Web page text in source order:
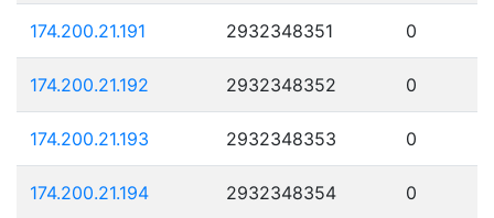
174.200.21.191 2932348351 0
174.200.21.192 2932348352 0
174.200.21.193 2932348353 0
174.200.21.194 2932348354 0